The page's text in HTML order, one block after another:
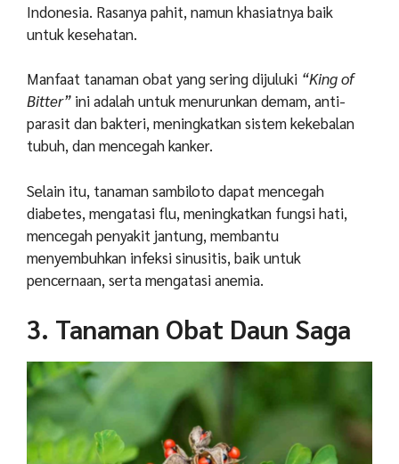
Indonesia. Rasanya pahit, namun khasiatnya baik
untuk kesehatan.
Manfaat tanaman obat yang sering dijuluki “King of
Bitter” ini adalah untuk menurunkan demam, anti-
parasit dan bakteri, meningkatkan sistem kekebalan
tubuh, dan mencegah kanker.
Selain itu, tanaman sambiloto dapat mencegah
diabetes, mengatasi flu, meningkatkan fungsi hati,
mencegah penyakit jantung, membantu
menyembuhkan infeksi sinusitis, baik untuk
pencernaan, serta mengatasi anemia.
3. Tanaman Obat Daun Saga